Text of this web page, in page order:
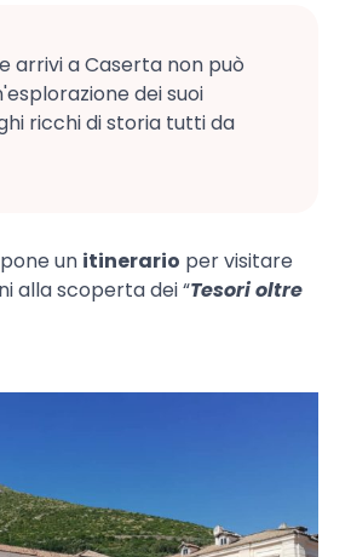
arrivi a Caserta non può
dei suoi
ricchi di storia tutti da
un itinerario per visitare
alla scoperta dei “Tesori oltre